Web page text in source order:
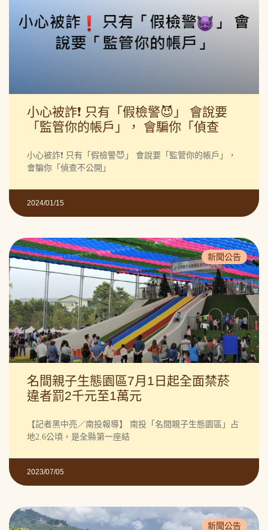
小心被詐❗️ 只有「假檢警😈」 會說要
「監管你的帳戶」， 會騙你「偵查不
小心被詐❗️ 只有「假檢警😈」 會說要「監管你的帳戶」，
會騙你「偵查不公開」
2024/01/15
新聞公告
名間親子生態園區7月1日起全面禁菸
違者罰2千元至1萬元
【記者黑中亮／南投報導】 南投「名間親子生態園區」占
地2.6公頃，是全縣第一座結
2023/07/05
新聞公告